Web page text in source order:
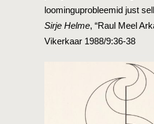
loominguprobleemid just
Sirje Helme, “Raul Meel
Vikerkaar 1988/9:36-38